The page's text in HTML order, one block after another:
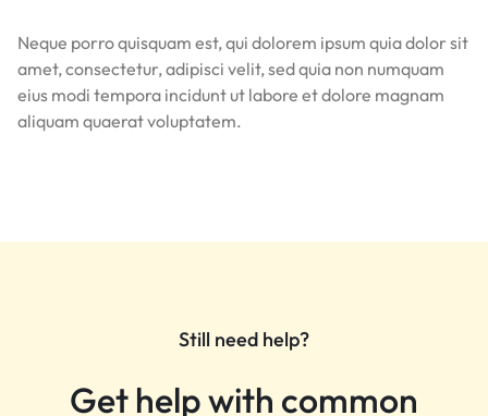
Neque porro quisquam est, qui dolorem ipsum quia dolor sit
amet, consectetur, adipisci velit, sed quia non numquam
eius modi tempora incidunt ut labore et dolore magnam
aliquam quaerat voluptatem.
Still need help?
Get help with common